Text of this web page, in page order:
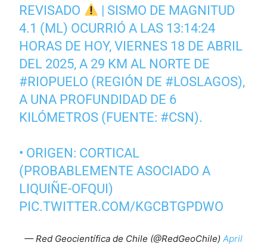
REVISADO
| SISMO DE MAGNITUD
4.1 (ML) OCURRIÓ A LAS 13:14:24
HORAS DE HOY, VIERNES 18 DE ABRIL
DEL 2025, A 29 KM AL NORTE DE
#RIOPUELO (REGIÓN DE #LOSLAGOS),
A UNA PROFUNDIDAD DE 6
KILÓMETROS (FUENTE: #CSN).
• ORIGEN: CORTICAL
(PROBABLEMENTE ASOCIADO A
LIQUIÑE-OFQUI)
PIC.TWITTER.COM/KGCBTGPDWO
— Red Geocientífica de Chile (@RedGeoChile) April